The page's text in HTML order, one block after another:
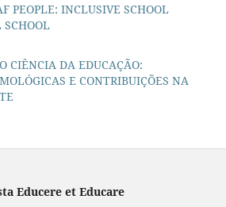
PEOPLE: INCLUSIVE SCHOOL
CIÊNCIA DA EDUCAÇÃO:
E CONTRIBUIÇÕES NA
Educere et Educare